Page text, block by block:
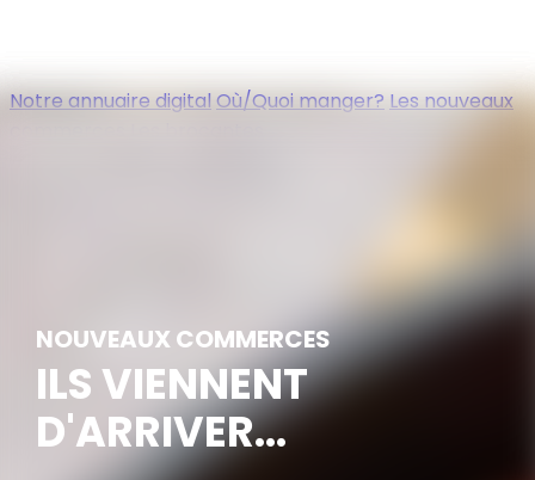
Notre annuaire digital Où/Quoi manger? Les nouveaux
NOUVEAUX COMMERCES
ILS VIENNENT
D'ARRIVER...